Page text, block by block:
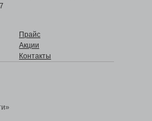
Прайс
Акции
Контакты